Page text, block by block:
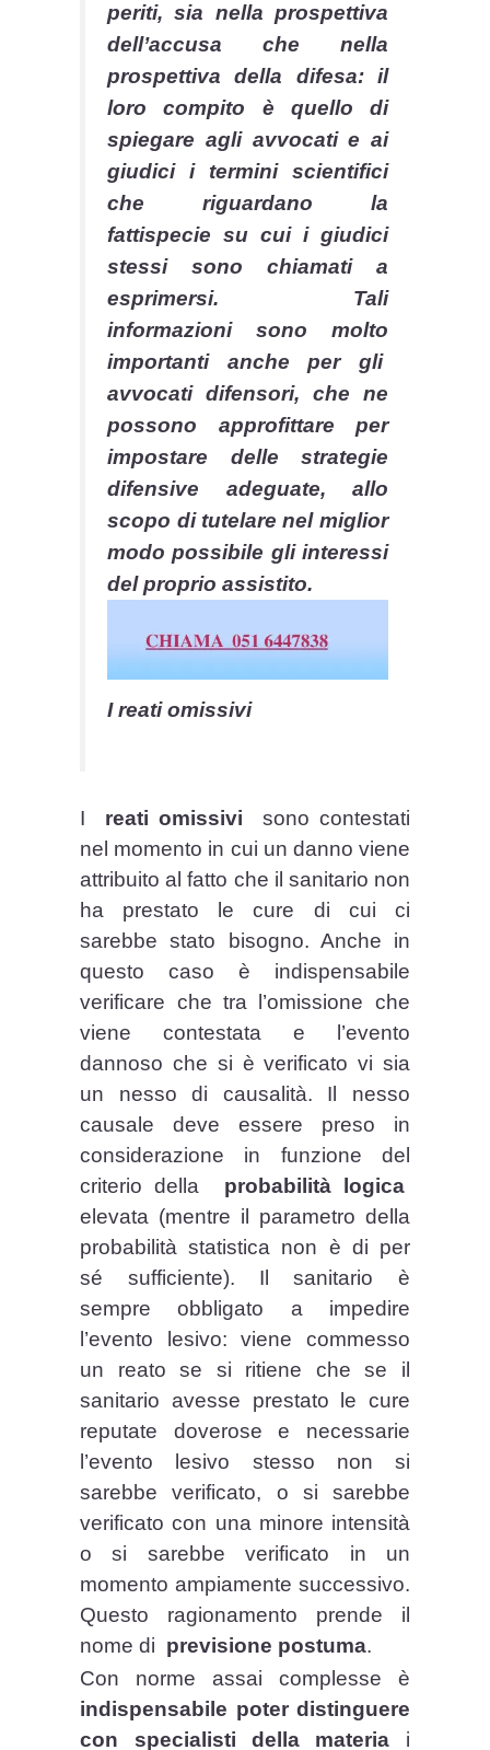
periti, sia nella prospettiva
dell’accusa che nella
prospettiva della difesa: il
loro compito è quello di
spiegare agli avvocati e ai
giudici i termini scientifici
che riguardano la
fattispecie su cui i giudici
stessi sono chiamati a
esprimersi. Tali
informazioni sono molto
importanti anche per gli
avvocati difensori, che ne
possono approfittare per
impostare delle strategie
difensive adeguate, allo
scopo di tutelare nel miglior
modo possibile gli interessi
del proprio assistito.
I reati omissivi
I reati omissivi sono contestati
nel momento in cui un danno viene
attribuito al fatto che il sanitario non
ha prestato le cure di cui ci
sarebbe stato bisogno. Anche in
questo caso è indispensabile
verificare che tra l’omissione che
viene contestata e l’evento
dannoso che si è verificato vi sia
un nesso di causalità. Il nesso
causale deve essere preso in
considerazione in funzione del
criterio della probabilità logica
elevata (mentre il parametro della
probabilità statistica non è di per
sé sufficiente). Il sanitario è
sempre obbligato a impedire
l’evento lesivo: viene commesso
un reato se si ritiene che se il
sanitario avesse prestato le cure
reputate doverose e necessarie
l’evento lesivo stesso non si
sarebbe verificato, o si sarebbe
verificato con una minore intensità
o si sarebbe verificato in un
momento ampiamente successivo.
Questo ragionamento prende il
nome di previsione postuma.
Con norme assai complesse è
indispensabile poter distinguere
con specialisti della materia i